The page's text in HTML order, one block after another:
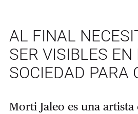
AL FINAL
SER VISIBLES EN
SOCIEDAD PARA
Morti Jaleo es una